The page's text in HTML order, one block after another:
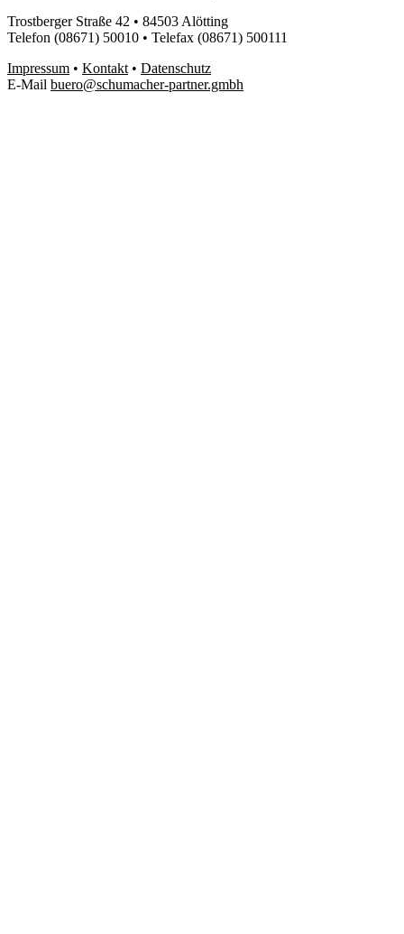
Trostberger Straße 42 • 84503 Alötting
Telefon (08671) 50010 • Telefax (08671) 500111
Impressum • Kontakt • Datenschutz
E-Mail buero@schumacher-partner.gmbh